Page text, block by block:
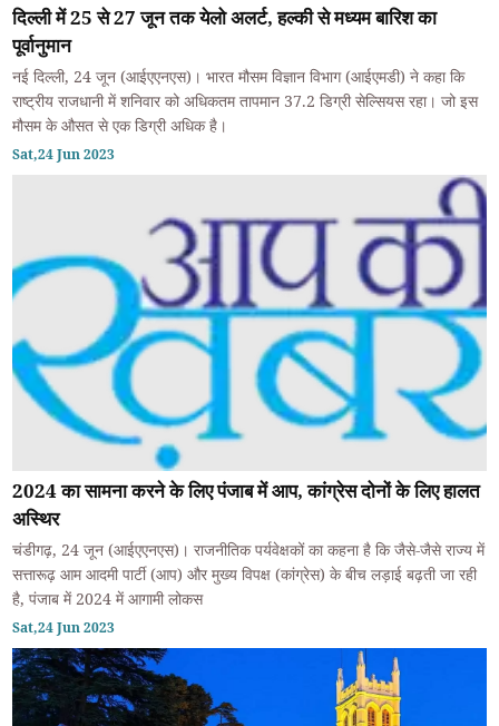
दिल्ली में 25 से 27 जून तक येलो अलर्ट, हल्की से मध्यम बारिश का
पूर्वानुमान
नई दिल्ली, 24 जून (आईएएनएस)। भारत मौसम विज्ञान विभाग (आईएमडी) ने कहा कि
राष्ट्रीय राजधानी में शनिवार को अधिकतम तापमान 37.2 डिग्री सेल्सियस रहा। जो इस
मौसम के औसत से एक डिग्री अधिक है।
Sat,24 Jun 2023
2024 का सामना करने के लिए पंजाब में आप, कांग्रेस दोनों के लिए हालत
अस्थिर
चंडीगढ़, 24 जून (आईएएनएस)। राजनीतिक पर्यवेक्षकों का कहना है कि जैसे-जैसे राज्य में
सत्तारूढ़ आम आदमी पार्टी (आप) और मुख्य विपक्ष (कांग्रेस) के बीच लड़ाई बढ़ती जा रही
है, पंजाब में 2024 में आगामी लोकस
Sat,24 Jun 2023